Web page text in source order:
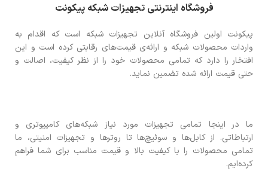
فروشگاه اینترنتی تجهیزات شبکه پیکونت
پیکونت اولین فروشگاه آنلاین تجهیزات شبکه است که اقدام به
واردات محصولات شبکه و ارائه‌ی قیمت‌های رقابتی کرده است و این
افتخار را دارد که تمامی محصولات خود را از نظر کیفیت، اصالت و
حتی قیمت ارائه شده تضمین نماید.
ما در اینجا تمامی تجهیزات مورد نیاز شبکه‌های کامپیوتری و
ارتباطاتی. از کابل‌ها و سوئیچ‌ها تا روترها و تجهیزات امنیتی، ما
تمامی محصولات را با کیفیت بالا و قیمت مناسب برای شما فراهم
کرده‌ایم.